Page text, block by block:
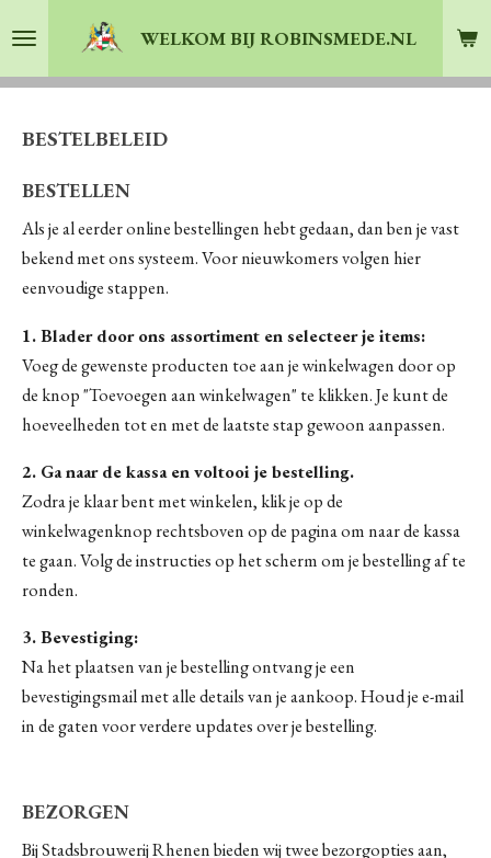
naar
hoofdinhoud
WELKOM BIJ ROBINSMEDE.NL
BESTELBELEID
BESTELLEN
Als je al eerder online bestellingen hebt gedaan, dan ben je vast
bekend met ons systeem. Voor nieuwkomers volgen hier
eenvoudige stappen.
1. Blader door ons assortiment en selecteer je items:
Voeg de gewenste producten toe aan je winkelwagen door op
de knop "Toevoegen aan winkelwagen" te klikken. Je kunt de
hoeveelheden tot en met de laatste stap gewoon aanpassen.
2. Ga naar de kassa en voltooi je bestelling.
Zodra je klaar bent met winkelen, klik je op de
winkelwagenknop rechtsboven op de pagina om naar de kassa
te gaan. Volg de instructies op het scherm om je bestelling af te
ronden.
3. Bevestiging:
Na het plaatsen van je bestelling ontvang je een
bevestigingsmail met alle details van je aankoop. Houd je e-mail
in de gaten voor verdere updates over je bestelling.
BEZORGEN
Bij Stadsbrouwerij Rhenen bieden wij twee bezorgopties aan,